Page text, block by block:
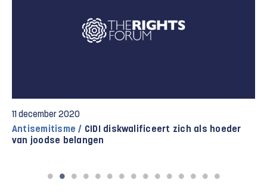
11 december 2020
Antisemitisme / CIDI diskwalificeert zich als hoeder
van joodse belangen